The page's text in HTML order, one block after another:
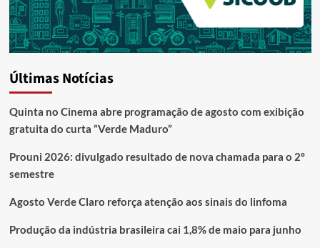
Últimas Notícias
Quinta no Cinema abre programação de agosto com exibição
gratuita do curta “Verde Maduro”
Prouni 2026: divulgado resultado de nova chamada para o 2º
semestre
Agosto Verde Claro reforça atenção aos sinais do linfoma
Produção da indústria brasileira cai 1,8% de maio para junho